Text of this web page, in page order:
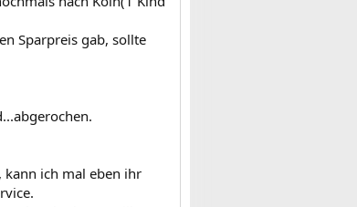
Sparpreis gab, sollte
kann ich mal eben ihr